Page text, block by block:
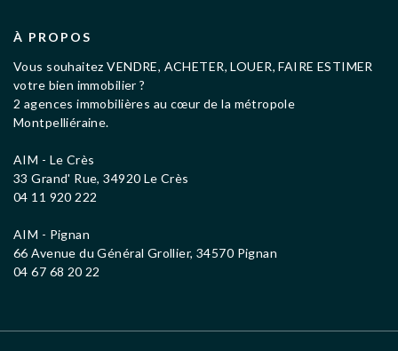
À PROPOS
Vous souhaitez VENDRE, ACHETER, LOUER, FAIRE ESTIMER
votre bien immobilier ?
2 agences immobilières au cœur de la métropole
Montpelliéraine.
AIM - Le Crès
33 Grand' Rue, 34920 Le Crès
04 11 920 222
AIM - Pignan
66 Avenue du Général Grollier, 34570 Pignan
04 67 68 20 22